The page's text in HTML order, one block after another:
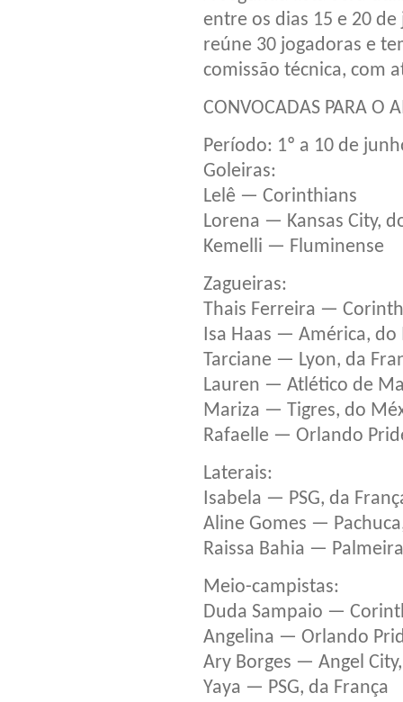
entre os dias 15 e 20
reúne 30 jogadoras e
comissão técnica, com
CONVOCADAS PARA O
Período: 1º a 10 de
Goleiras:
Lelê — Corinthians
Lorena — Kansas City,
Kemelli — Fluminense
Zagueiras:
Thais Ferreira —
Isa Haas — América, do
Tarciane — Lyon, da
Lauren — Atlético de
Mariza — Tigres, do
Rafaelle — Orlando
Laterais:
Isabela — PSG, da
Aline Gomes —
Raissa Bahia —
Meio-campistas:
Duda Sampaio —
Angelina — Orlando
Ary Borges — Angel
Yaya — PSG, da França